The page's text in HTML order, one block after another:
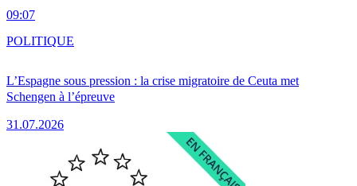
09:07
L’Espagne sous pression : la crise migratoire de Ceuta met
Schengen à l’épreuve
31.07.2026
POLITIQUE